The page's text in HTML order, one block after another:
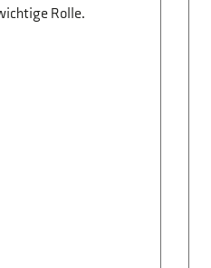
Rolle.